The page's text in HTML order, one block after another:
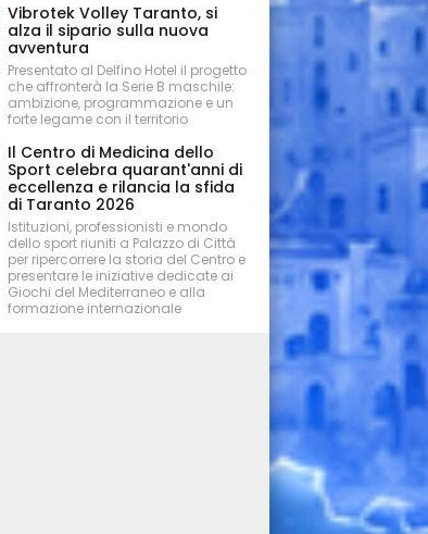
Vibrotek Volley Taranto, si
alza il sipario sulla nuova
avventura
Presentato al Delfino Hotel il progetto
che affronterà la Serie B maschile:
ambizione, programmazione e un
forte legame con il territorio
Il Centro di Medicina dello
Sport celebra quarant'anni di
eccellenza e rilancia la sfida
di Taranto 2026
Istituzioni, professionisti e mondo
dello sport riuniti a Palazzo di Città
per ripercorrere la storia del Centro e
presentare le iniziative dedicate ai
Giochi del Mediterraneo e alla
formazione internazionale